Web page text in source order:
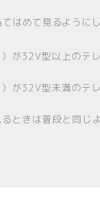
めて見るようにし
が32V型以上のテ
が32V型未満のテ
ときは普段と同じ